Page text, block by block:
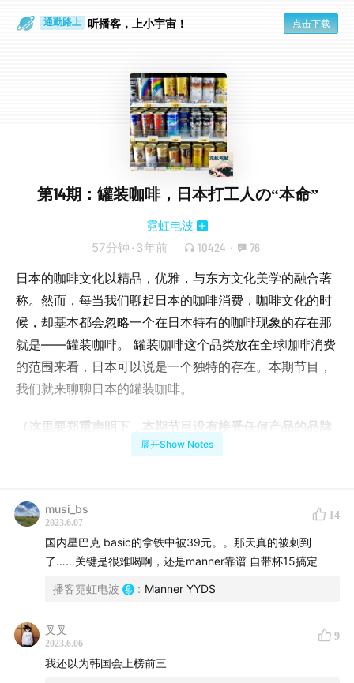
通勤路上 听播客，上小宇宙！ 点击下载
第14期：罐装咖啡，日本打工人の“本命”
霓虹电波
57分钟 · 3年前 10424 · 76
日本的咖啡文化以精品，优雅，与东方文化美学的融合著
称。然而，每当我们聊起日本的咖啡消费，咖啡文化的时
候，却基本都会忽略一个在日本特有的咖啡现象的存在那
就是——罐装咖啡。 罐装咖啡这个品类放在全球咖啡消费
的范围来看，日本可以说是一个独特的存在。本期节目，
我们就来聊聊日本的罐装咖啡。
（这里要郑重声明下，本期节目没有接受任何产品的品牌
美佳、魔方
时间轴
罐装咖啡的起源，ucc的故事。
13:29 日本市场上罐装咖啡的规格以及价格，和星巴克等咖
啡店中杯美式、拿铁的价格比较。
展开Show Notes
musi_bs
2023.6.07
14
国内星巴克 basic的拿铁中被39元。。那天真的被刺到
了……关键是很难喝啊，还是manner靠谱 自带杯15搞定
播客霓虹电波 : Manner YYDS
叉叉
2023.6.06
9
我还以为韩国会上榜前三